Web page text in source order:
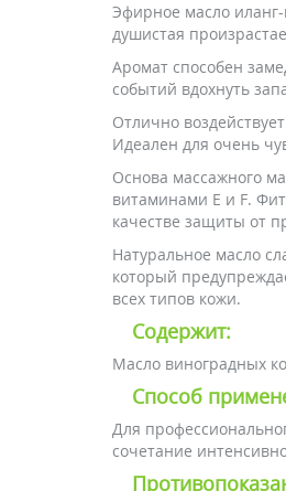
Эфирное масло
душистая
Аромат способен
событий вдохнуть
Отлично
Идеален для очень
Основа массажного
витаминами Е и F.
качестве защиты от
Натуральное масло
который
всех типов кожи.
Содержит:
Масло виноградных
Способ
Для
сочетание